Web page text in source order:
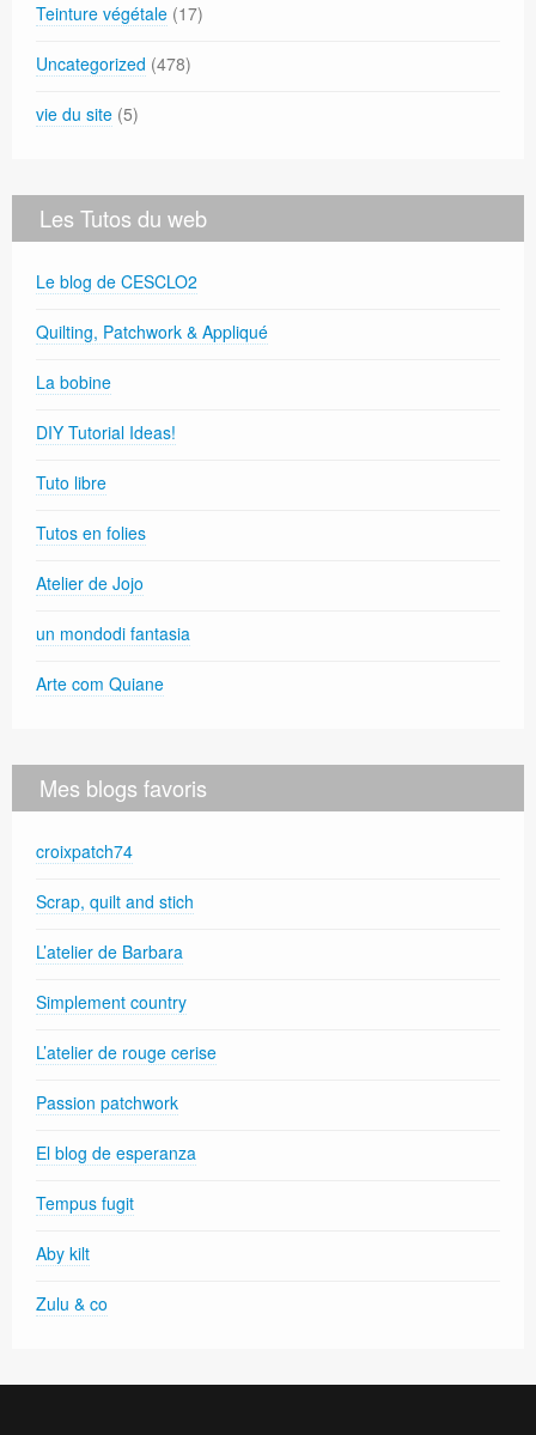
Teinture végétale (17)
Uncategorized (478)
vie du site (5)
Les Tutos du web
Le blog de CESCLO2
Quilting, Patchwork & Appliqué
La bobine
DIY Tutorial Ideas!
Tuto libre
Tutos en folies
Atelier de Jojo
un mondodi fantasia
Arte com Quiane
Mes blogs favoris
croixpatch74
Scrap, quilt and stich
L’atelier de Barbara
Simplement country
L’atelier de rouge cerise
Passion patchwork
El blog de esperanza
Tempus fugit
Aby kilt
Zulu & co